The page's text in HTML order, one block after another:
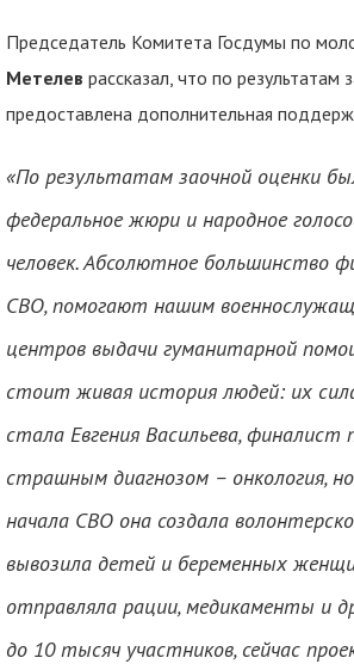
Председатель Комитета Госдумы по
Метелев рассказал, что по
предоставлена дополнительная
«По результатам заочной оценки
федеральное жюри и народное
человек. Абсолютное большинство
СВО, помогают нашим
центров выдачи гуманитарной
стоит живая история людей: их
стала Евгения Васильева,
страшным диагнозом – онкология,
начала СВО она создала
вывозила детей и беременных
отправляла рации, медикаменты и
до 10 тысяч участников, сейчас